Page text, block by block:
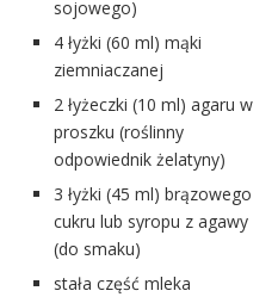
sojowego)
4 łyżki (60 ml) mąki
ziemniaczanej
2 łyżeczki (10 ml) agaru w
proszku (roślinny
odpowiednik żelatyny)
3 łyżki (45 ml) brązowego
cukru lub syropu z agawy
(do smaku)
stała część mleka